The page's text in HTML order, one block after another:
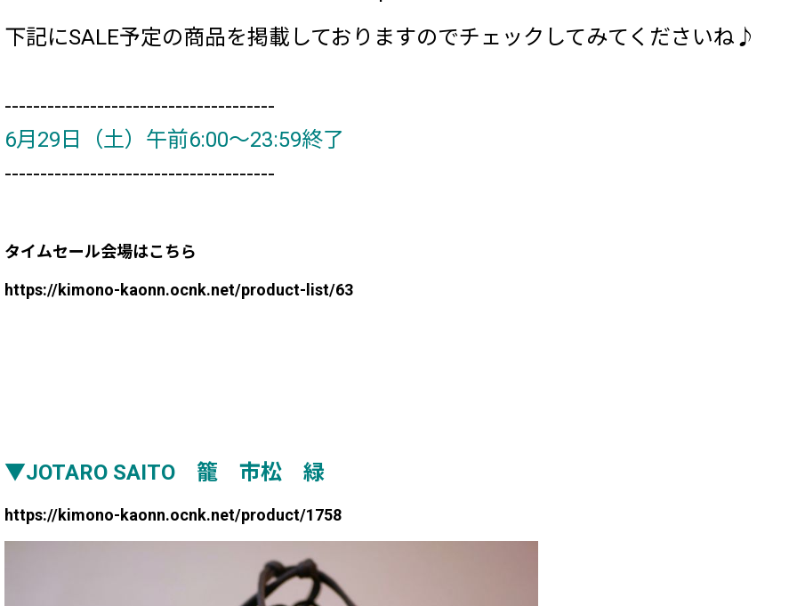
下記にSALE予定の商品を掲載しておりますのでチェックしてみてくださいね♪
--------------------------------------
6月29日（土）午前6:00～23:59終了
--------------------------------------
タイムセール会場はこちら
https://kimono-kaonn.ocnk.net/product-list/63
▼JOTARO SAITO 籠 市松 緑
https://kimono-kaonn.ocnk.net/product/1758